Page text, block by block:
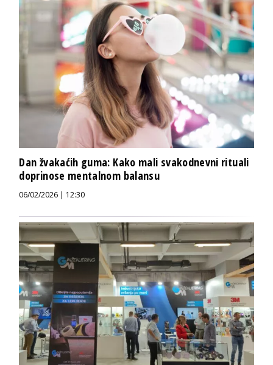
Dan žvakaćih guma: Kako mali svakodnevni rituali
doprinose mentalnom balansu
06/02/2026 | 12:30